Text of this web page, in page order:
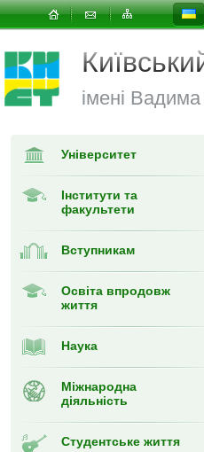
імені
Університет
Інститути та
факультети
Вступникам
Освіта впродовж
життя
Наука
Міжнародна
діяльність
Студентське життя